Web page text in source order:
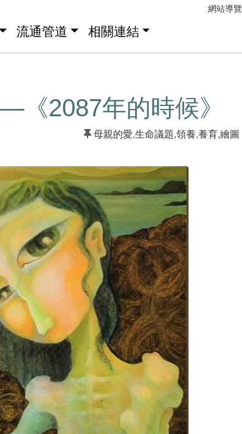
網站導覽
流通管道 相關連結
2087年的時候》
母親的愛,生命議題,領養,養育,繪圖